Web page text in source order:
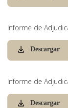
Informe de
Descargar
Informe de
Descargar